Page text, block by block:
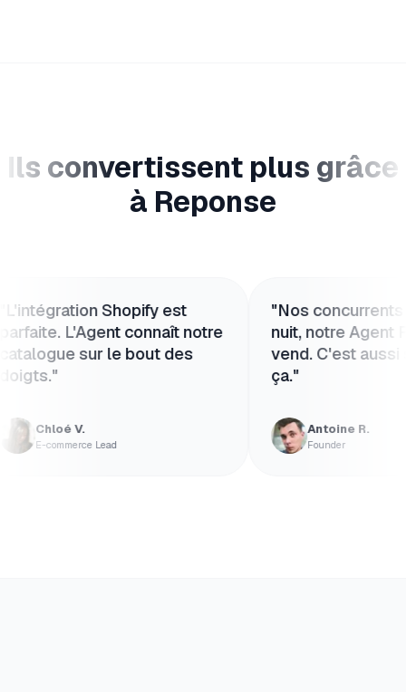
Ils convertissent plus grâce
à Reponse
Shopify est
L'Agent connaît notre
sur le bout des
"
V.
commerce Lead
Nos concurrents
nuit, notre Agent
vend. C'est aussi
Antoine R.
Founder